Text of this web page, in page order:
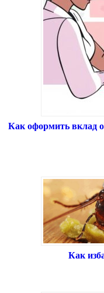
Как оформить вклад
Как